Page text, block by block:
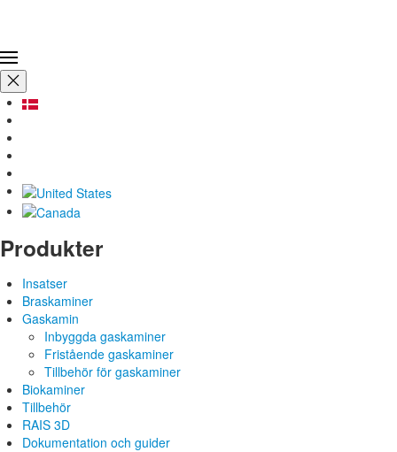
Produkter
Insatser
Braskaminer
Gaskamin
Inbyggda gaskaminer
Fristående gaskaminer
Tillbehör för gaskaminer
Biokaminer
Tillbehör
RAIS 3D
Dokumentation och guider